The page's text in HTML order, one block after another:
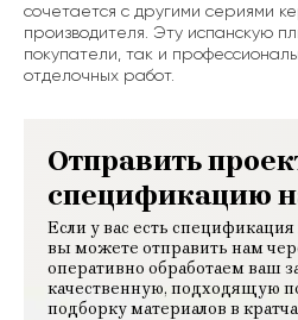
сочетается с другими сериями
производителя. Эту испанскую
покупатели, так и
отделочных работ.
Отправить
спецификацию
Если у вас есть
вы можете отправить нам
оперативно обработаем ваш
качественную, подходящую
подборку материалов в